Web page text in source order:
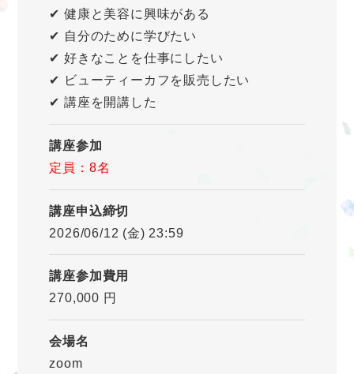
✔ 健康と美容に興味がある
✔ 自分のために学びたい
✔ 好きなことを仕事にしたい
✔ ビューティーカフを販売したい
✔ 講座を開講した
講座参加
定員：8名
講座申込締切
2026/06/12 (金) 23:59
講座参加費用
270,000 円
会場名
zoom